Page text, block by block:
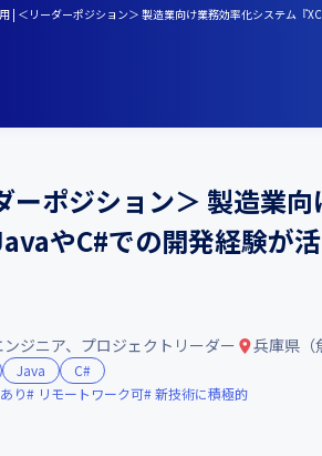
| ＜リーダーポジション＞ 製造業向け業務効率化システム
ーポジション＞ 製造業
やC#での開発経験が
ジニア、プロジェクトリーダー 兵庫県（
Java
C#
り
リモートワーク可 新技術に積極的